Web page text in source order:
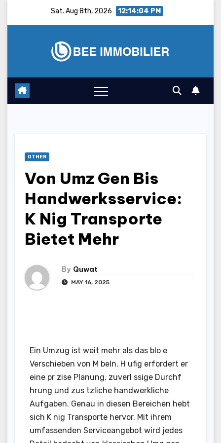
Sat. Aug 8th, 2026 12:14:05 PM
OTHER
Von Umz Gen Bis
Handwerksservice:
K Nig Transporte
Bietet Mehr
By Quwat
MAY 16, 2025
Ein Umzug ist weit mehr als das blo e
Verschieben von M beln. H ufig erfordert er
eine pr zise Planung, zuverl ssige Durchf
hrung und zus tzliche handwerkliche
Aufgaben. Genau in diesen Bereichen hebt
sich K nig Transporte hervor. Mit ihrem
umfassenden Serviceangebot wird jedes